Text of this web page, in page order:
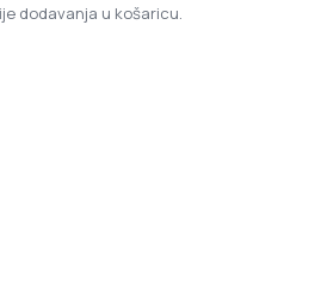
dodavanja u košaricu.